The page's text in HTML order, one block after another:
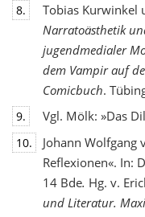
8.
Tobias Kurwinkel
Narratoästhetik
jugendmedialer
dem Vampir auf
Comicbuch.
9. Vgl. Mölk: »Das
10.
Johann Wolfgang
Reflexionen«. In:
14 Bde. Hg. v.
und Literatur.